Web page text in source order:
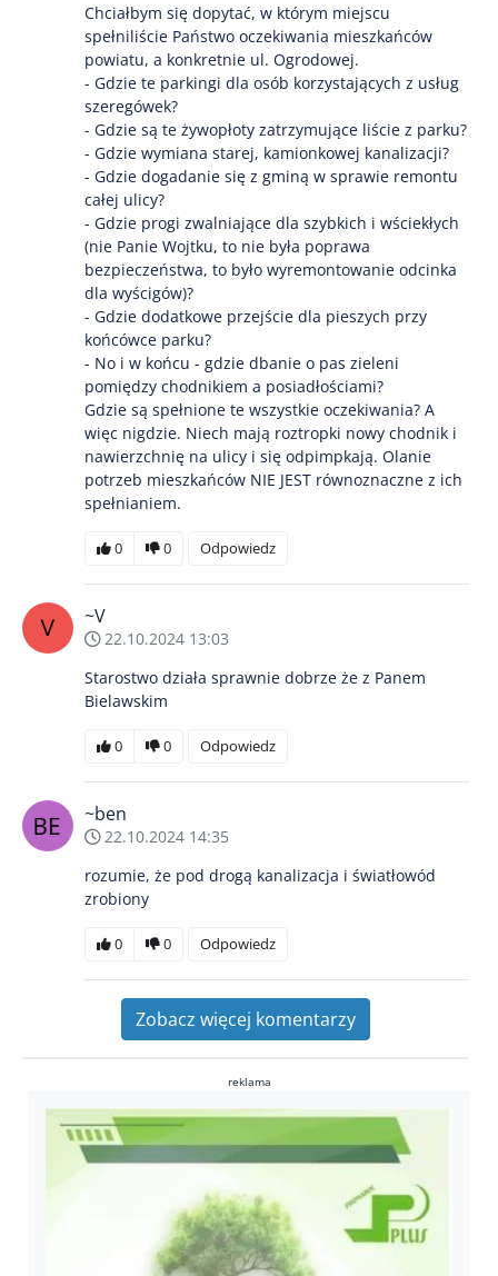
Chciałbym się dopytać, w którym miejscu
spełniliście Państwo oczekiwania mieszkańców
powiatu, a konkretnie ul. Ogrodowej.
- Gdzie te parkingi dla osób korzystających z usług
szeregówek?
- Gdzie są te żywopłoty zatrzymujące liście z parku?
- Gdzie wymiana starej, kamionkowej kanalizacji?
- Gdzie dogadanie się z gminą w sprawie remontu
całej ulicy?
- Gdzie progi zwalniające dla szybkich i wściekłych
(nie Panie Wojtku, to nie była poprawa
bezpieczeństwa, to było wyremontowanie odcinka
dla wyścigów)?
- Gdzie dodatkowe przejście dla pieszych przy
końcówce parku?
- No i w końcu - gdzie dbanie o pas zieleni
pomiędzy chodnikiem a posiadłościami?
Gdzie są spełnione te wszystkie oczekiwania? A
więc nigdzie. Niech mają roztropki nowy chodnik i
nawierzchnię na ulicy i się odpimpkają. Olanie
potrzeb mieszkańców NIE JEST równoznaczne z ich
spełnianiem.
0 0 Odpowiedz
~V
22.10.2024 13:03
Starostwo działa sprawnie dobrze że z Panem
Bielawskim
0 0 Odpowiedz
~ben
22.10.2024 14:35
rozumie, że pod drogą kanalizacja i światłowód
zrobiony
0 0 Odpowiedz
Zobacz więcej komentarzy
reklama